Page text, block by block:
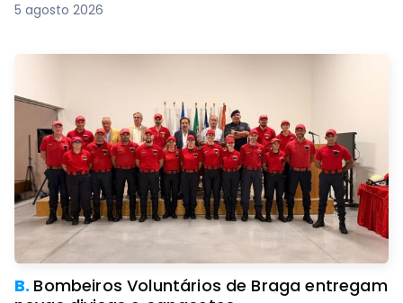
5 agosto 2026
B. Bombeiros Voluntários de Braga entregam